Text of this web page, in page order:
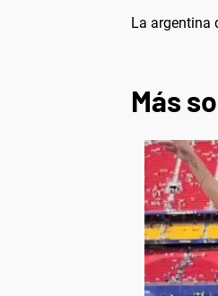
La argentina
Más